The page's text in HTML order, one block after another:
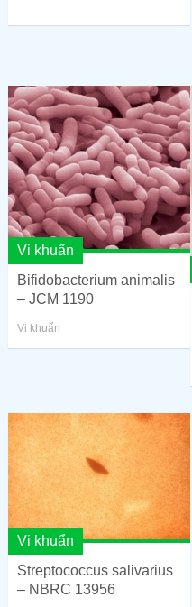
Vi khuẩn
Bifidobacterium animalis
– JCM 1190
Vi khuẩn
Vi khuẩn
Streptococcus salivarius
– NBRC 13956